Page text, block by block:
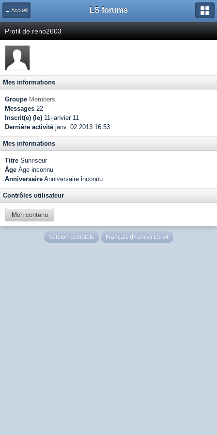
← Accueil LS forums
Profil de reno2603
Mes informations
Groupe Members
Messages 22
Inscrit(e) (le) 11-janvier 11
Dernière activité janv. 02 2013 16:53
Mes informations
Titre Sunriseur
Âge Âge inconnu
Anniversaire Anniversaire inconnu
Contrôles utilisateur
Mon contenu
Version complète Français (France) LS v4